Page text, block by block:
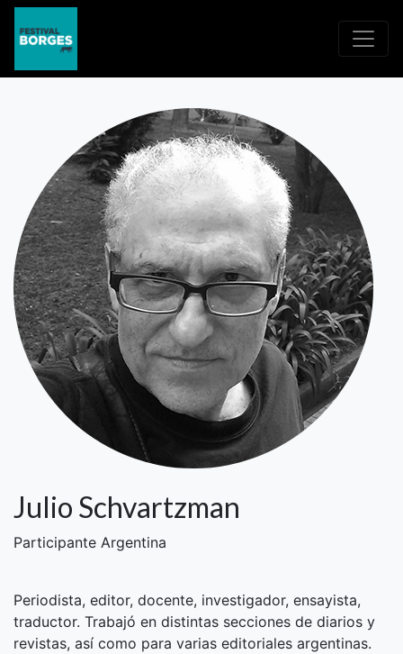
Julio Schvartzman
Participante Argentina
Periodista, editor, docente, investigador, ensayista,
traductor. Trabajó en distintas secciones de diarios y
revistas, así como para varias editoriales argentinas.